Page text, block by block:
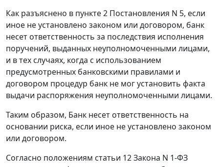
Как разъяснено в пункте 2 Постановления N 5, если
иное не установлено законом или договором, банк
несет ответственность за последствия исполнения
поручений, выданных неуполномоченными лицами,
и в тех случаях, когда с использованием
предусмотренных банковскими правилами и
договором процедур банк не мог установить факта
выдачи распоряжения неуполномоченными лицами.
Таким образом, Банк несет ответственность на
основании риска, если иное не установлено законом
или договором.
Согласно положениям статьи 12Закона N 1-ФЗ